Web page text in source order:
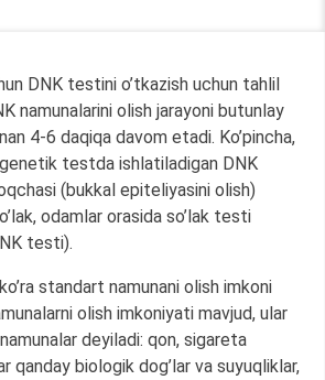
DNK testini o’tkazish uchun tahlil
namunalarini olish jarayoni butunlay
4-6 daqiqa davom etadi. Ko’pincha,
testda ishlatiladigan DNK
(bukkal epiteliyasini olish)
odamlar orasida so’lak testi
testi).
standart namunani olish imkoni
olish imkoniyati mavjud, ular
deyiladi: qon, sigareta
qanday biologik dog’lar va suyuqliklar,